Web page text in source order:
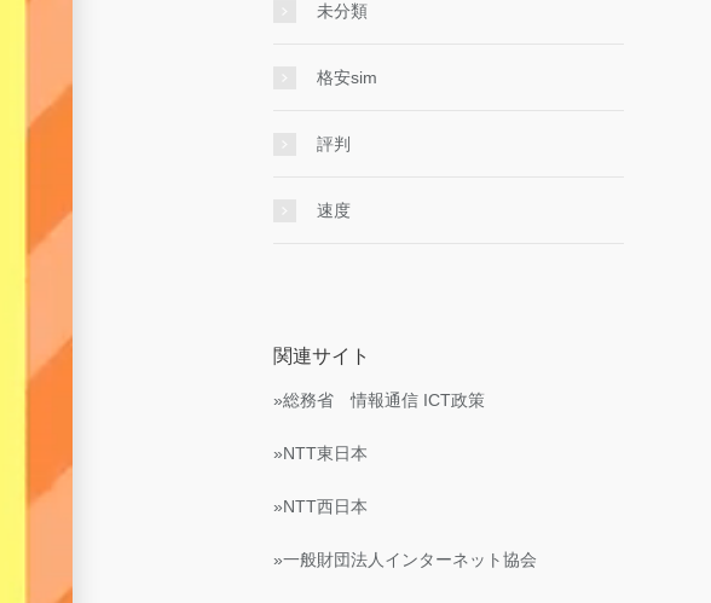
未分類
格安sim
評判
速度
関連サイト
»総務省 情報通信 ICT政策
»NTT東日本
»NTT西日本
»一般財団法人インターネット協会